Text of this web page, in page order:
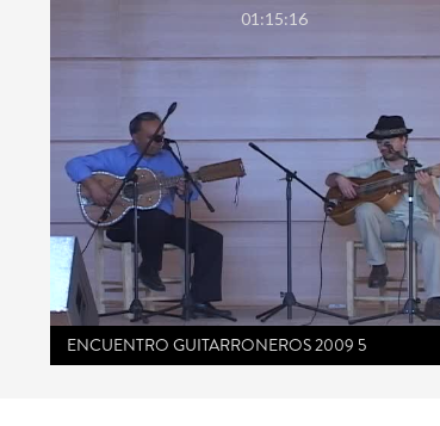
01:15:16
ENCUENTRO GUITARRONEROS 2009 5